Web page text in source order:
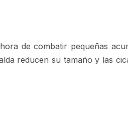
de combatir pequeñas
reducen su tamaño y las